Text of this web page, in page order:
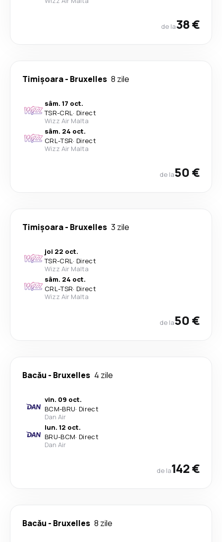
de la38 €
Timișoara- Bruxelles 8 zile
sâm. 17 oct.
TSR-CRL· Direct
Wizz Air Malta
sâm. 24 oct.
CRL-TSR· Direct
Wizz Air Malta
de la50 €
Timișoara- Bruxelles 3 zile
joi 22 oct.
TSR-CRL· Direct
Wizz Air Malta
sâm. 24 oct.
CRL-TSR· Direct
Wizz Air Malta
de la50 €
Bacău - Bruxelles 4 zile
vin. 09 oct.
BCM-BRU· Direct
Dan Air
lun. 12 oct.
BRU-BCM· Direct
Dan Air
de la142 €
Bacău - Bruxelles 8 zile